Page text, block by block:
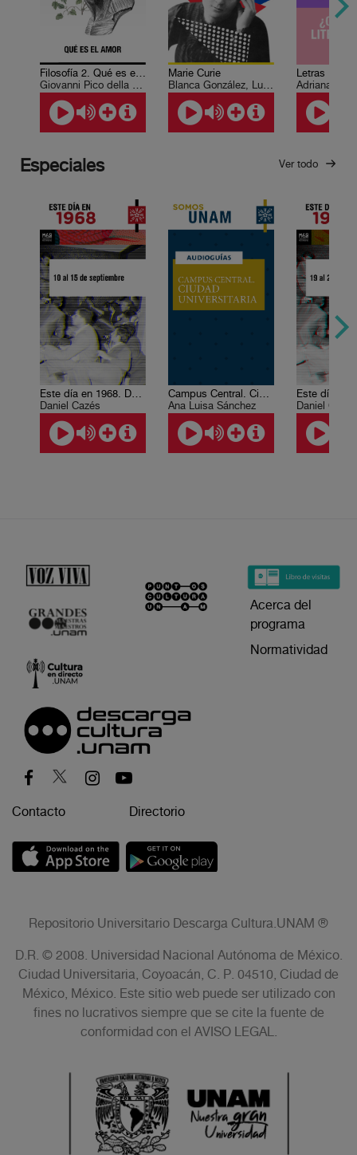
Filosofía 2. Qué es el amor
Giovanni Pico della Mirandola.
Marie Curie
Blanca González, Luis Paniagua
Especiales Ver todo
Este día en 1968. Del 10 al 15 de septiembre
Daniel Cazés
Campus Central. Ciudad Universitaria
Ana Luisa Sánchez
Daniel Cazés
Acerca del
programa
Normatividad
Contacto Directorio
Repositorio Universitario Descarga Cultura.UNAM ®
D.R. © 2008. Universidad Nacional Autónoma de México.
Ciudad Universitaria, Coyoacán, C. P. 04510, Ciudad de
México, México. Este sitio web puede ser utilizado con
fines no lucrativos siempre que se cite la fuente de
conformidad con el AVISO LEGAL.